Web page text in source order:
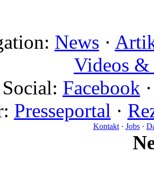
News ·
Videos
Social: Facebook
Presseportal ·
Kontakt· Jobs·